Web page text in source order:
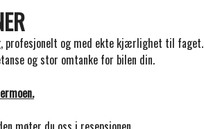
profesjonelt og med ekte kjærlighet til faget.
og stor omtanke for bilen din.